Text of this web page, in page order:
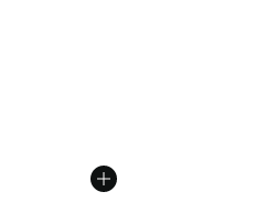
sur 5 étoiles], 2 commentaires